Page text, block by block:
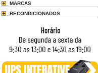
MARCAS
RECONDICIONADOS